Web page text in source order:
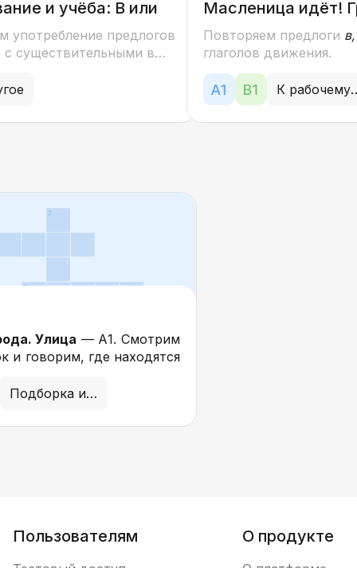
и учёба: В или
употребление предлогов
существительными в
падеже в рамках темы
Масленица идёт!
Повторяем предлоги
глаголов движения.
К
Улица — А1. Смотрим
и говорим, где находятся
школа, магазин,
и почта.
о музее, ищем знакомые
Подборка иллюстраций
Пользователям О продукте